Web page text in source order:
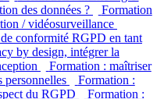
des données ?
Formation
/ vidéosurveillance
conformité RGPD en tant
by design, intégrer la
Formation : maîtriser
personnelles
Formation :
du RGPD
Formation :